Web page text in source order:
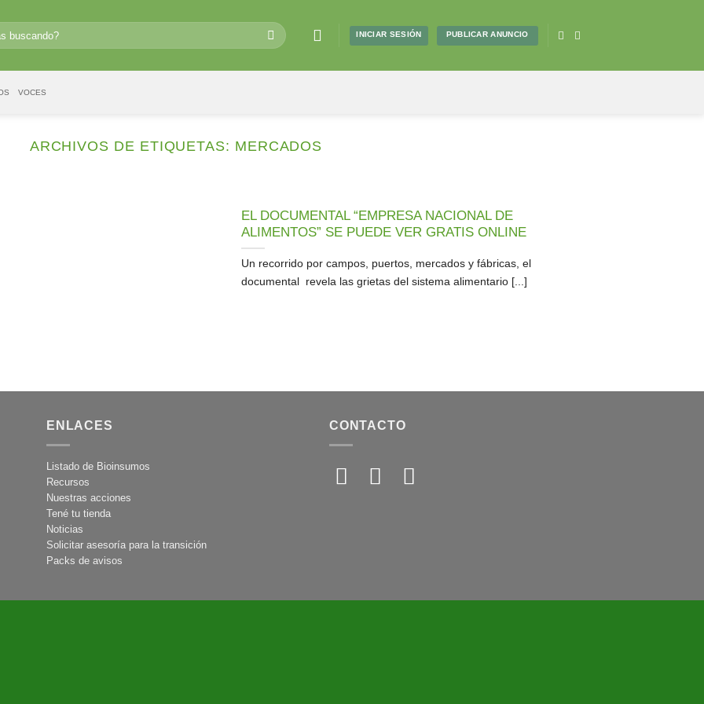
INICIAR SESIÓN PUBLICAR ANUNCIO
VOCES
ARCHIVOS DE ETIQUETAS: MERCADOS
EL DOCUMENTAL “EMPRESA NACIONAL DE
ALIMENTOS” SE PUEDE VER GRATIS ONLINE
Un recorrido por campos, puertos, mercados y fábricas, el
documental revela las grietas del sistema alimentario [...]
ENLACES
Listado de Bioinsumos
Recursos
Nuestras acciones
Tené tu tienda
Noticias
Solicitar asesoría para la transición
Packs de avisos
CONTACTO